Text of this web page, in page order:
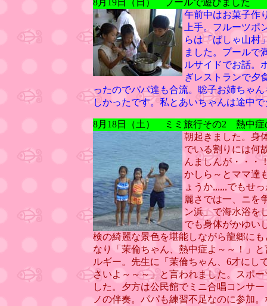
8月19日（日） プールで遊びました
午前中はお菓子作
上手。フルーツポ
らは「ばしゃ山村
ました。プールで
ルサイドでお話。
ぎレストランで夕
ったのでパパ達も合流。聡子お姉ちゃ
しかったです。私とあいちゃんは途中で
8月18日（土） ミミ旅行その2 熱中症
朝起きました。身
でいる割りには何
んましんが・・・
かしら～とママ達
ょうか,,,,,,でもせ
麗さでは一、ニを
ン浜」で海水浴を
でも身体がかゆい
検の綺麗な景色を堪能しながら龍郷に
なり「茉倫ちゃん、熱中症よ～～！」
ルギー。先生に「茉倫ちゃん、6才にし
さいよ～～～」と言われました。スポ
した。夕方は公民館でミニ合唱コンサ
ノの伴奏。パパも練習不足なのに参加